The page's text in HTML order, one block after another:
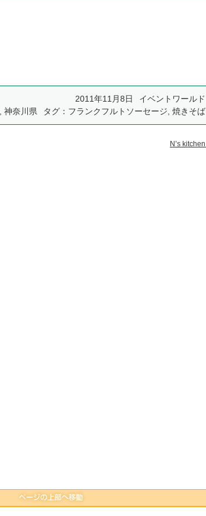
2011年11月8日
イベントワールド
神奈川県 タグ： フランクフルトソーセージ 焼きそば
N’s kitchen